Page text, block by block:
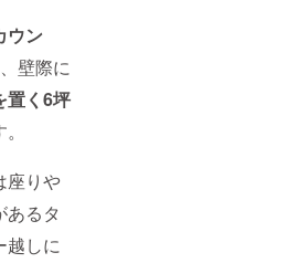
ウン
壁際に
置く6坪
座りや
るタ
越しに